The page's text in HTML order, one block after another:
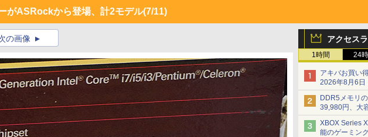
がASRockから登場、計2モデル(7/11)
アクセス
1時間 24
アキバお買い
2026年8月6日
DDR5メモリ
39,980円、大
[8月前半のメ
XBOX Series
能のゲーミン
の画像